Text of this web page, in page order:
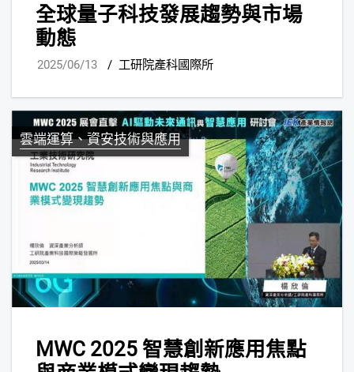
全球量子科技發展趨勢與市場
動態
2025/06/13 / 工研院產科國際所
雲端運算、資安技術與應用
MWC 2025 智慧創新應用焦點